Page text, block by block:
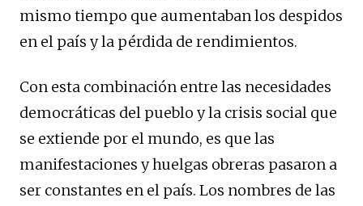
mismo tiempo que aumentaban los despidos
en el país y la pérdida de rendimientos.
Con esta combinación entre las necesidades
democráticas del pueblo y la crisis social que
se extiende por el mundo, es que las
manifestaciones y huelgas obreras pasaron a
ser constantes en el país. Los nombres de las